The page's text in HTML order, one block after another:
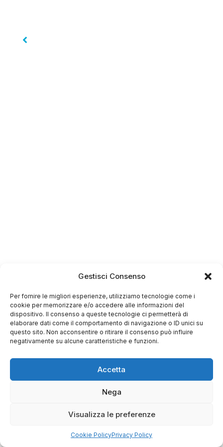
Gestisci Consenso
Per fornire le migliori esperienze, utilizziamo tecnologie come i
cookie per memorizzare e/o accedere alle informazioni del
dispositivo. Il consenso a queste tecnologie ci permetterà di
elaborare dati come il comportamento di navigazione o ID unici su
questo sito. Non acconsentire o ritirare il consenso può influire
negativamente su alcune caratteristiche e funzioni.
Accetta
Nega
Visualizza le preferenze
Cookie PolicyPrivacy Policy